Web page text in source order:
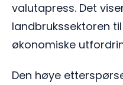
valutapress. Det
landbrukssektoren
økonomiske
Den høye